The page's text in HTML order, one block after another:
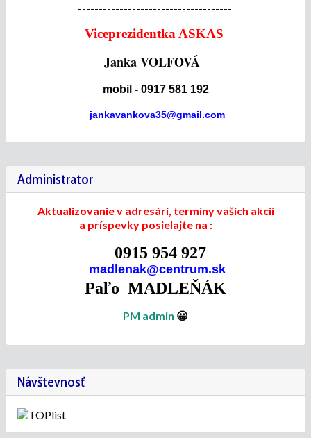
-------------------------------------
Viceprezidentka ASKAS
Janka VOLFOVÁ
mobil - 0917 581 192
jankavankova35@gmail.com
Administrator
Aktualizovanie v adresári, termíny vašich akcií
a príspevky posielajte na :
0915 954 927
madlenak@centrum.sk
Paľo MADLEŇÁK
PM admin 😀
Návštevnosť